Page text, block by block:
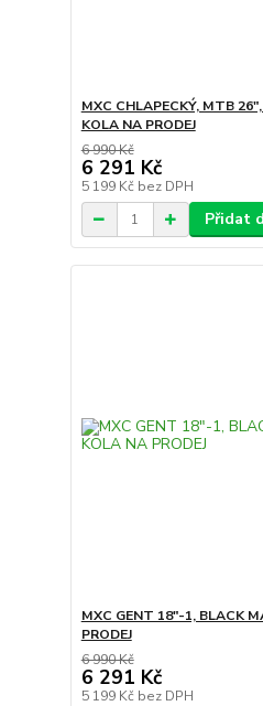
MXC CHLAPECKÝ, MTB
KOLA NA PRODEJ
6 990 Kč
6 291 Kč
5 199 Kč bez DPH
Přidat
MXC GENT 18"-1, BLACK
PRODEJ
6 990 Kč
6 291 Kč
5 199 Kč bez DPH